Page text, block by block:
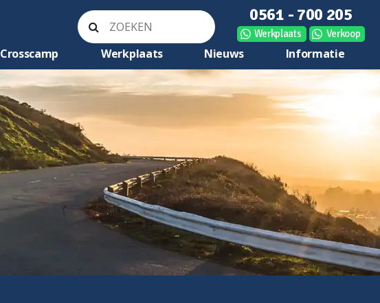
0561 - 700 205
Werkplaats Verkoop
Crosscamp Werkplaats Nieuws Informatie